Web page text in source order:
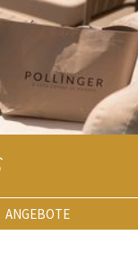
ANGEBOTE